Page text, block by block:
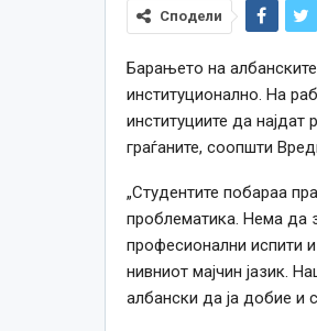
Сподели
Барањето на
институционално. На
институциите да
граѓаните, соопшти
„Студентите побараа
проблематика. Нема да
професионални испити
нивниот мајчин јазик.
албански да ја добие и